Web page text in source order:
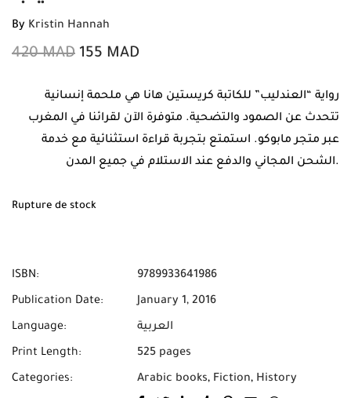
By Kristin Hannah
420MAD 155 MAD
رواية “العندليب” للكاتبة كريستين هانا هي ملحمة إنسانية
تتحدث عن الصمود والتضحية. متوفرة الآن لقرائنا في المغرب
عبر متجر مابوكو. استمتع بتجربة قراءة استثنائية مع خدمة
الشحن المجاني والدفع عند الاستلام في جميع المدن.
Rupture de stock
ISBN: 9789933641986
Publication Date: January 1, 2016
Language: العربية
Print Length: 525 pages
Categories: Arabic books, Fiction, History